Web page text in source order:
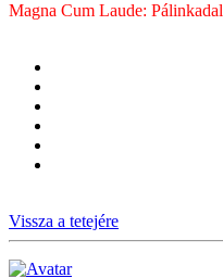
Magna Cum Laude: Pálinkadal
Vissza a tetejére